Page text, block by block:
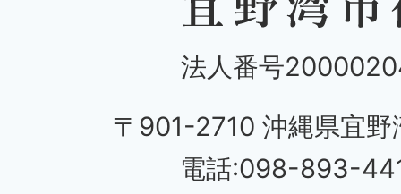
法人番号
〒901-2710 沖縄県宜野
電話:098-893-